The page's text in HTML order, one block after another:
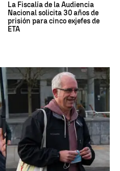
La Fiscalía de la Audiencia
Nacional solicita 30 años de
prisión para cinco exjefes de
ETA